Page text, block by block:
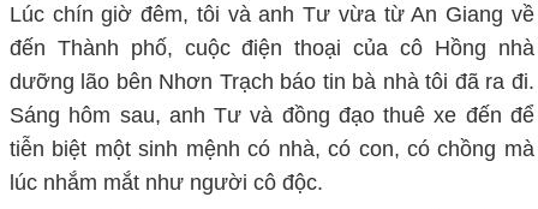
Lúc chín giờ đêm, tôi và anh Tư vừa từ An Giang về
đến Thành phố, cuộc điện thoại của cô Hồng nhà
dưỡng lão bên Nhơn Trạch báo tin bà nhà tôi đã ra đi.
Sáng hôm sau, anh Tư và đồng đạo thuê xe đến để
tiễn biệt một sinh mệnh có nhà, có con, có chồng mà
lúc nhắm mắt như người cô độc.